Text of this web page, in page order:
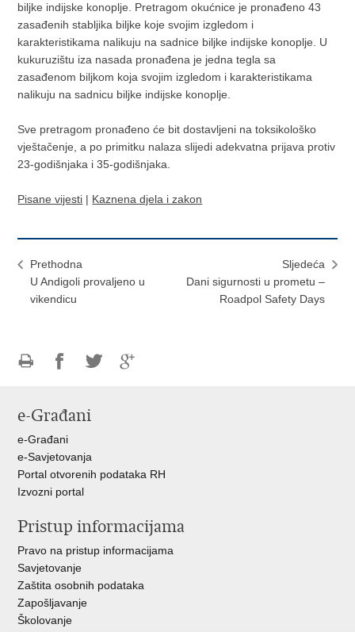
biljke indijske konoplje. Pretragom okućnice je pronađeno 43
zasađenih stabljika biljke koje svojim izgledom i
karakteristikama nalikuju na sadnice biljke indijske konoplje. U
kukuruzištu iza nasada pronađena je jedna tegla sa
zasađenom biljkom koja svojim izgledom i karakteristikama
nalikuju na sadnicu biljke indijske konoplje.
Sve pretragom pronađeno će bit dostavljeni na toksikološko
vještačenje, a po primitku nalaza slijedi adekvatna prijava protiv
23-godišnjaka i 35-godišnjaka.
Pisane vijesti | Kaznena djela i zakon
Prethodna
U Andigoli provaljeno u
vikendicu
Sljedeća
Dani sigurnosti u prometu –
Roadpol Safety Days
FacebookuTwitteru
e-Građani
e-Građani
e-Savjetovanja
Portal otvorenih podataka RH
Izvozni portal
Pristup informacijama
Pravo na pristup informacijama
Savjetovanje
Zaštita osobnih podataka
Zapošljavanje
Školovanje